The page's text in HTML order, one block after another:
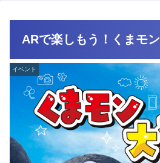
ARで楽しもう！くまモ
イベント